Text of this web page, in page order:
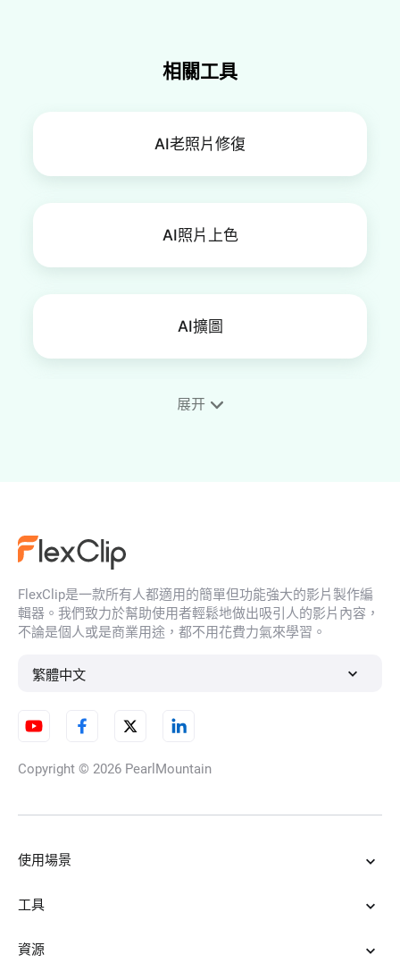
相關工具
AI老照片修復
AI照片上色
AI擴圖
AI人臉濾鏡
展开
FlexClip是一款所有人都適用的簡單但功能強大的影片製作編
輯器。我們致力於幫助使用者輕鬆地做出吸引人的影片內容，
不論是個人或是商業用途，都不用花費力氣來學習。
繁體中文
Copyright © 2026 PearlMountain
使用場景
工具
資源